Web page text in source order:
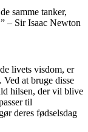
samme tanker,
– Sir Isaac Newton
livets visdom, er
at bruge disse
hilsen, der vil blive
til
deres fødselsdag